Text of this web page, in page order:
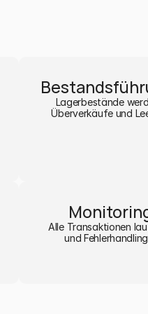
Lagerbestände
Überverkäufe und
Alle Transaktionen
und